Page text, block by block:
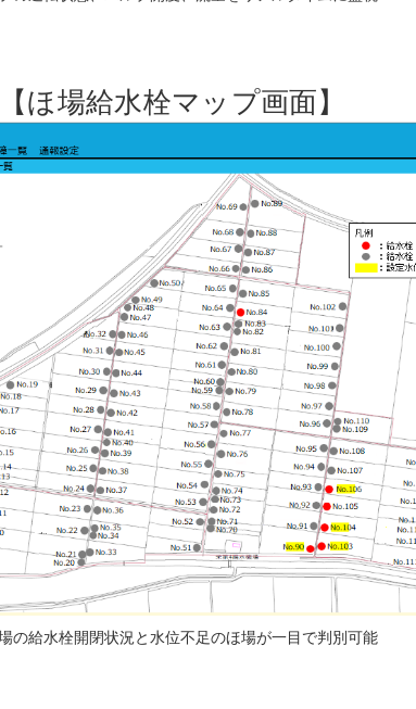
【ほ場給水栓マップ画面】
の給水栓開閉状況と水位不足のほ場が一目で判別可能